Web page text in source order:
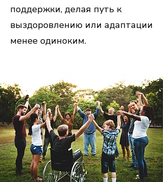
поддержки, делая путь к
выздоровлению или адаптации
менее одиноким.